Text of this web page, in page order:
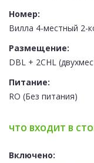
Номер:
Вилла 4-местный 2-
Размещение:
DBL + 2CHL
Питание:
RO (Без питания)
ЧТО ВХОДИТ В
Включено: